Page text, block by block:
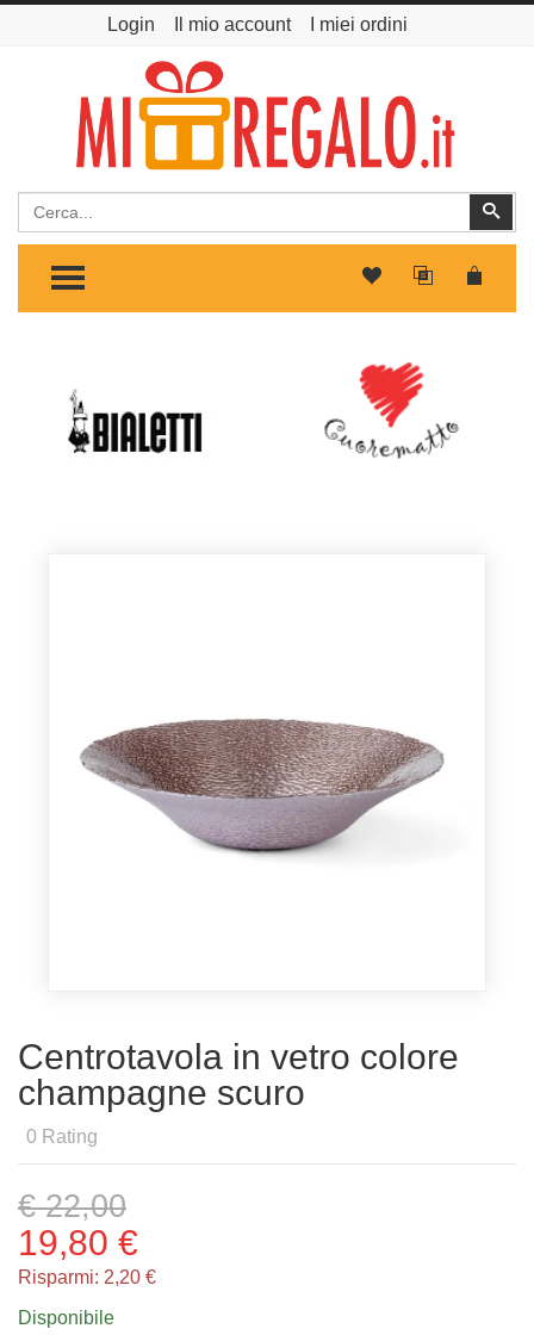
Login Il mio account I miei ordini
Cerca
TOGGLE MENU
Centrotavola in vetro colore
champagne scuro
0 Rating
€ 22,00
19,80 €
Risparmi: 2,20 €
Disponibile